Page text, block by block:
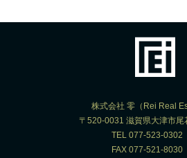
株式会社 零（Rei Real
〒520-0031 滋賀県大津市尾
TEL 077-523-
FAX 077-521-